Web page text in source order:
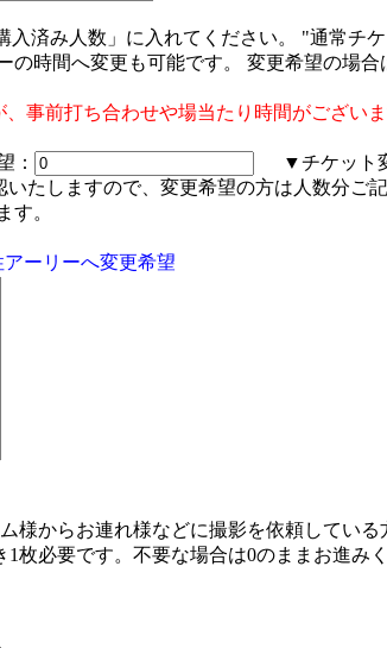
済み人数」に入れてください。 "通常チ
の時間へ変更も可能です。 変更希望の場合
事前打ち合わせや場当たり時間がござい
：
▼チケット変
たしますので、変更希望の方は人数分ご
す。
アーリーへ変更希望
様からお連れ様などに撮影を依頼してい
必要です。不要な場合は0のままお進みく